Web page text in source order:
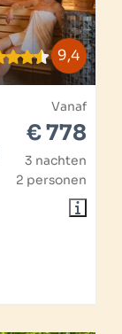
9,4
Vanaf
€ 778
3 nachten
2 personen